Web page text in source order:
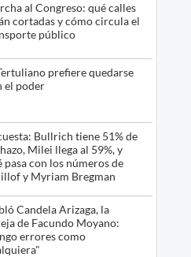
al Congreso: qué calles
cortadas y cómo circula el
público
prefiere quedarse
el poder
Bullrich tiene 51% de
Milei llega al 59%, y
pasa con los números de
y Myriam Bregman
Candela Arizaga, la
de Facundo Moyano:
errores como